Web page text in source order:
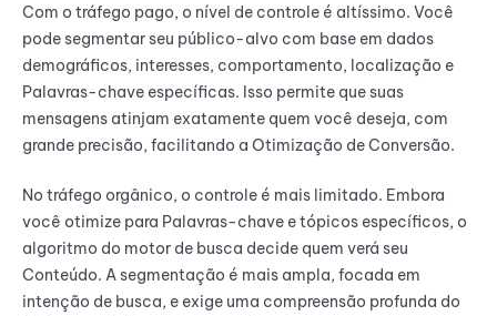
Com o tráfego pago, o nível de controle é altíssimo. Você
pode segmentar seu público-alvo com base em dados
demográficos, interesses, comportamento, localização e
Palavras-chave específicas. Isso permite que suas
mensagens atinjam exatamente quem você deseja, com
grande precisão, facilitando a Otimização de Conversão.
No tráfego orgânico, o controle é mais limitado. Embora
você otimize para Palavras-chave e tópicos específicos, o
algoritmo do motor de busca decide quem verá seu
Conteúdo. A segmentação é mais ampla, focada em
intenção de busca, e exige uma compreensão profunda do